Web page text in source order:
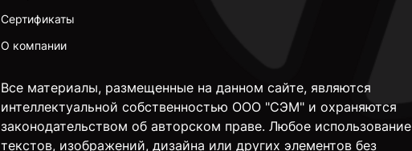
Сертификаты
О компании
Все материалы, размещенные на данном сайте, являются
интеллектуальной собственностью ООО "СЭМ" и охраняются
законодательством об авторском праве. Любое использование
текстов, изображений, дизайна или других элементов без